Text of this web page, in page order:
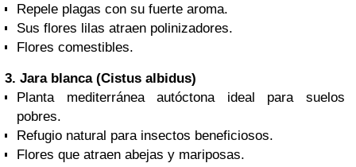
Repele plagas con su fuerte aroma.
Sus flores lilas atraen polinizadores.
Flores comestibles.
3. Jara blanca (Cistus albidus)
Planta mediterránea autóctona ideal para suelos
pobres.
Refugio natural para insectos beneficiosos.
Flores que atraen abejas y mariposas.